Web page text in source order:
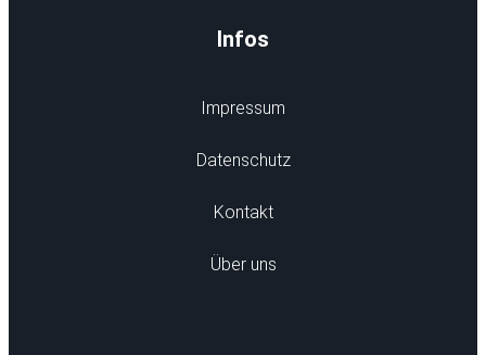
Infos
Impressum
Datenschutz
Kontakt
Über uns